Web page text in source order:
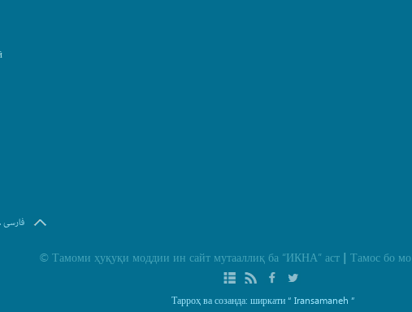
فارسی
© Тамоми ҳуқуқи моддии ин сайт мутааллиқ ба “ИКНА”аст Тамос бо мо
Тарроҳ ва созанда: ширкати“ Iransamaneh ”